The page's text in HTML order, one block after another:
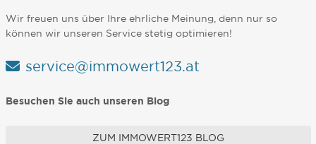
Wir freuen uns über Ihre ehrliche Meinung, denn nur so
können wir unseren Service stetig optimieren!
service@immowert123.at
Besuchen Sie auch unseren Blog
ZUM IMMOWERT123 BLOG